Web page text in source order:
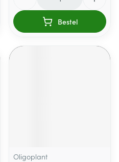
Bestel
Oligoplant